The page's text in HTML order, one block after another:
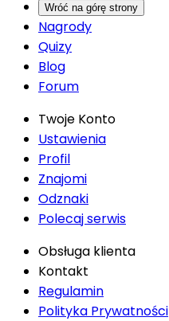
Wróć na górę strony
Nagrody
Quizy
Blog
Forum
Twoje Konto
Ustawienia
Profil
Znajomi
Odznaki
Polecaj serwis
Obsługa klienta
Kontakt
Regulamin
Polityka Prywatności